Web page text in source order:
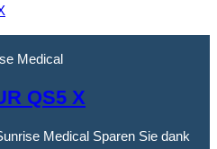
Medical
QS5 X
Medical Sparen Sie dank